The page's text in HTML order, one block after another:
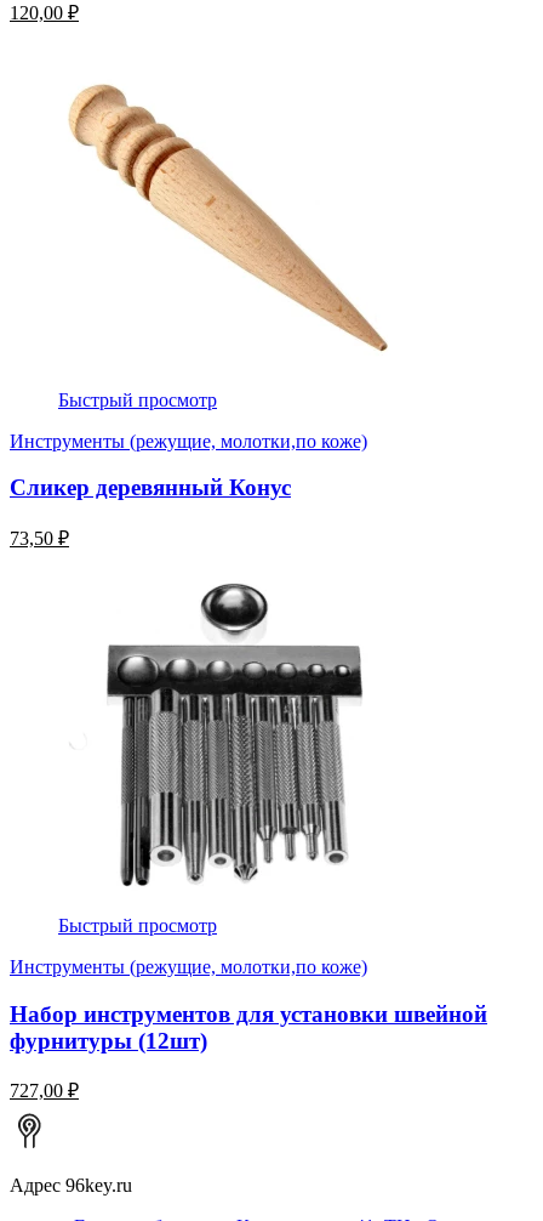
120,00 ₽
Быстрый просмотр
Инструменты (режущие, молотки,по коже)
Сликер деревянный Конус
73,50 ₽
Быстрый просмотр
Инструменты (режущие, молотки,по коже)
Набор инструментов для установки швейной
фурнитуры (12шт)
727,00 ₽
Адрес 96key.ru